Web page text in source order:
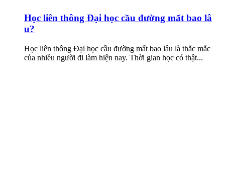
Học liên thông Đại học cầu đường mất bao lâ
u?
Học liên thông Đại học cầu đường mất bao lâu là thắc mắc
của nhiều người đi làm hiện nay. Thời gian học có thật...